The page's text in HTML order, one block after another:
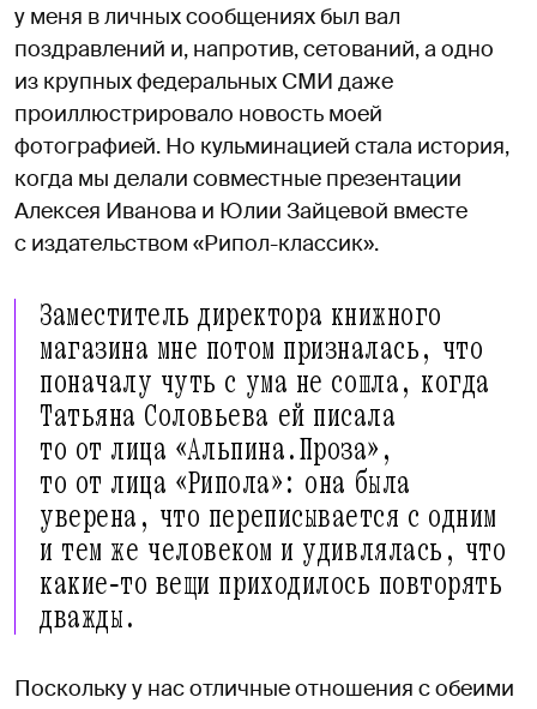
у меня в личных сообщениях был вал
поздравлений и, напротив, сетований, а одно
из крупных федеральных СМИ даже
проиллюстрировало новость моей
фотографией. Но кульминацией стала история,
когда мы делали совместные презентации
Алексея Иванова и Юлии Зайцевой вместе
с издательством «Рипол-классик».
Заместитель директора книжного
магазина мне потом призналась, что
поначалу чуть с ума не сошла, когда
Татьяна Соловьева ей писала
то от лица «Альпина.Проза»,
то от лица «Рипола»: она была
уверена, что переписывается с одним
и тем же человеком и удивлялась, что
какие‑то вещи приходилось повторять
дважды.
Поскольку у нас отличные отношения с обеими